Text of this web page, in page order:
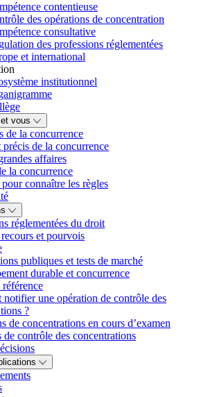
contentieuse
des opérations de concentration
consultative
des professions réglementées
et international
institutionnel
vous
de la concurrence
de la concurrence
affaires
la concurrence
connaître les règles
réglementées du droit
et pourvois
publiques et tests de marché
durable et concurrence
référence
notifier une opération de contrôle des
?
de concentrations en cours d’examen
de contrôle des concentrations